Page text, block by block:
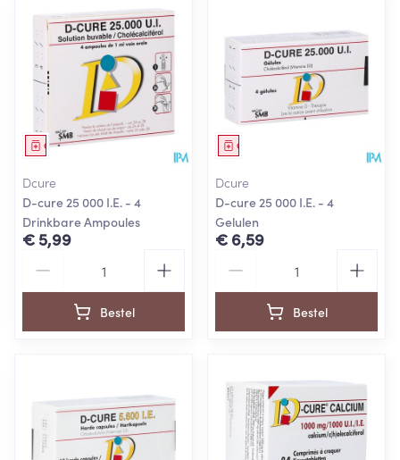
Geneesmiddel
Dcure
D-cure 25 000 I.E. - 4
Drinkbare Ampoules
€ 5,99
Bestel
Geneesmiddel
Dcure
D-cure 25 000 I.E. - 4
Gelulen
€ 6,59
Bestel